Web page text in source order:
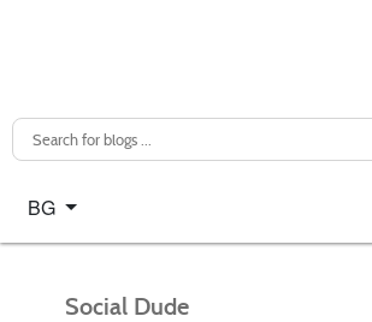
Изберете език
BG
Social Dude